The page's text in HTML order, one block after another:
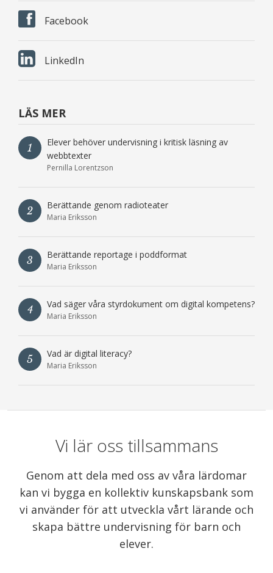
Facebook
LinkedIn
LÄS MER
1
Elever behöver undervisning i kritisk läsning av
webbtexter
Pernilla Lorentzson
2 Berättande genom radioteater
Maria Eriksson
3 Berättande reportage i poddformat
Maria Eriksson
4 Vad säger våra styrdokument om digital kompetens?
Maria Eriksson
5 Vad är digital literacy?
Maria Eriksson
Vi lär oss tillsammans
Genom att dela med oss av våra lärdomar
kan vi bygga en kollektiv kunskapsbank som
vi använder för att utveckla vårt lärande och
skapa bättre undervisning för barn och
elever.